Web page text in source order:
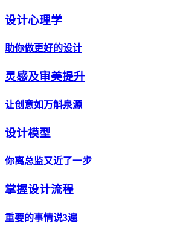
设计心理学
助你做更好的设计
灵感及审美提升
让创意如万斛泉源
设计模型
你离总监又近了一步
掌握设计流程
重要的事情说3遍